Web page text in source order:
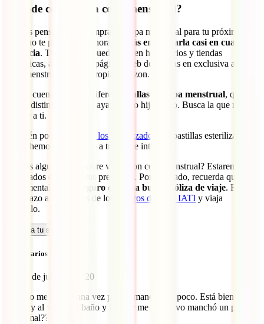
¿Dónde comprar la copa menstrual?
Si estás pensando en comprar la copa menstrual para tu próximo
viaje, no te preocupes, ahora
podrás encontrarla casi en cualquier
farmacia. También las puedes ver en herbolarios y tiendas
ecológicas, así como en páginas web dedicadas en exclusiva a la
copa menstrual o en la propia Amazon.
Ten en cuenta que hay diferentes
tallas de copa menstrual, que se
suelen distinguir según hayas tenido hijos o no. Busca la que más se
adecue a ti.
También podrás
adquirir los esterilizadores
y pastillas esterilizadoras
que te hemos comentado a través de internet.
¿Tienes alguna duda sobre viajar con copa menstrual? Estaremos
encantados de recibir tus preguntas. Por otro lado, recuerda que es
fundamental
viajar seguro con una buena póliza de viaje. Echa
un vistazo a las pólizas de los
seguros de viaje IATI y viaja
tranquilo.
Calcula tu seguro
Comentarios (10)
23 de junio de 2020
Cuando me limpio una vez puesta manchó un poco. Está bien
puesta y al volver al baño y limpiar me de nuevo manchó un poco,
es normal???